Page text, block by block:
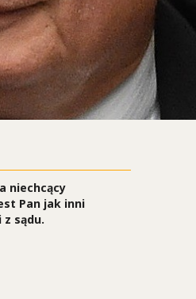
niechcący
Pan jak inni
sądu.